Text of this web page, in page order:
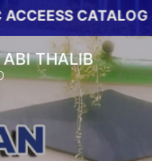
CATALOG
ABI THALIB